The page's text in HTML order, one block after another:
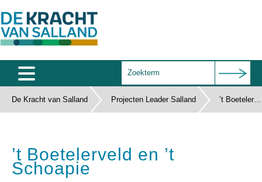
Home
Salland Café
De Kracht van Salland Projecten Leader Salland ’t Boetelerveld en ’t Schoapie
’t Boetelerveld en ’t
Schoapie